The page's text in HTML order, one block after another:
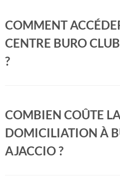
COMMENT
CENTRE BURO
?
COMBIEN COÛTE LA
DOMICILIATION À
AJACCIO ?